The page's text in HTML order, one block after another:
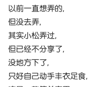
以前一直想弄的,
但没去弄,
其实小松弄过,
但已经不分享了,
没地方下了,
只好自己动手丰衣足食,